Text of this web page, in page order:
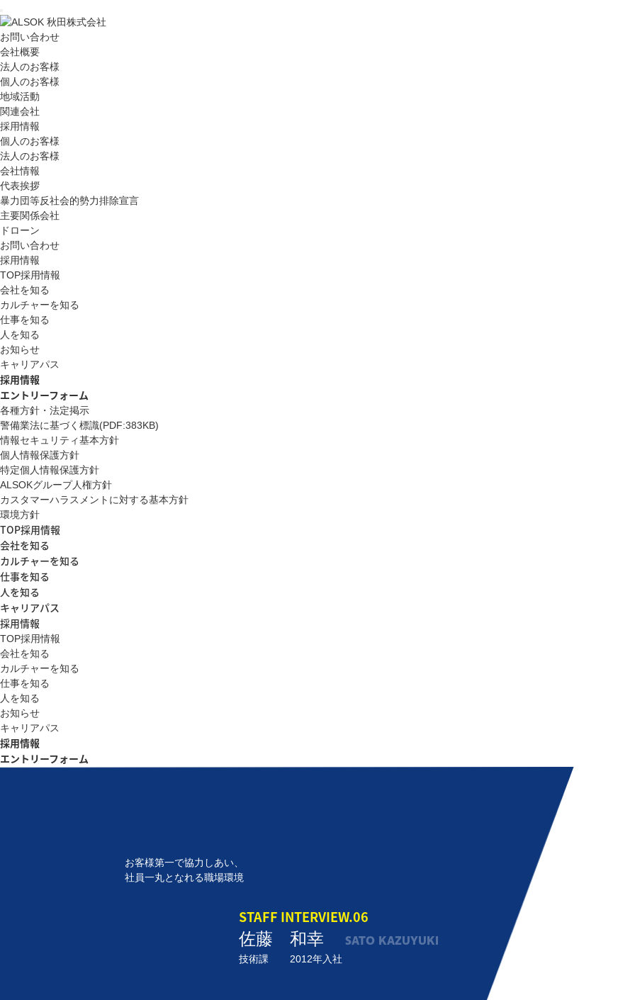
お問い合わせ
会社概要
法人のお客様
個人のお客様
地域活動
関連会社
採用情報
個人のお客様
法人のお客様
会社情報
代表挨拶
暴力団等反社会的勢力排除宣言
主要関係会社
ドローン
お問い合わせ
採用情報
TOP採用情報
会社を知る
カルチャーを知る
仕事を知る
人を知る
お知らせ
キャリアパス
採用情報
エントリーフォーム
各種方針・法定掲示
警備業法に基づく標識(PDF:383KB)
情報セキュリティ基本方針
個人情報保護方針
特定個人情報保護方針
ALSOKグループ人権方針
カスタマーハラスメントに対する基本方針
環境方針
TOP採用情報
会社を知る
カルチャーを知る
仕事を知る
人を知る
キャリアパス
採用情報
TOP採用情報
会社を知る
カルチャーを知る
仕事を知る
人を知る
お知らせ
キャリアパス
採用情報
エントリーフォーム
お客様第一で協力しあい、
社員一丸となれる職場環境
STAFF INTERVIEW.06
佐藤 和幸 SATO KAZUYUKI
技術課 2012年入社